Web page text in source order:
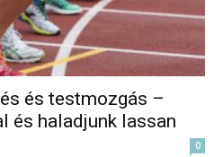
és testmozgás –
és haladjunk lassan
0